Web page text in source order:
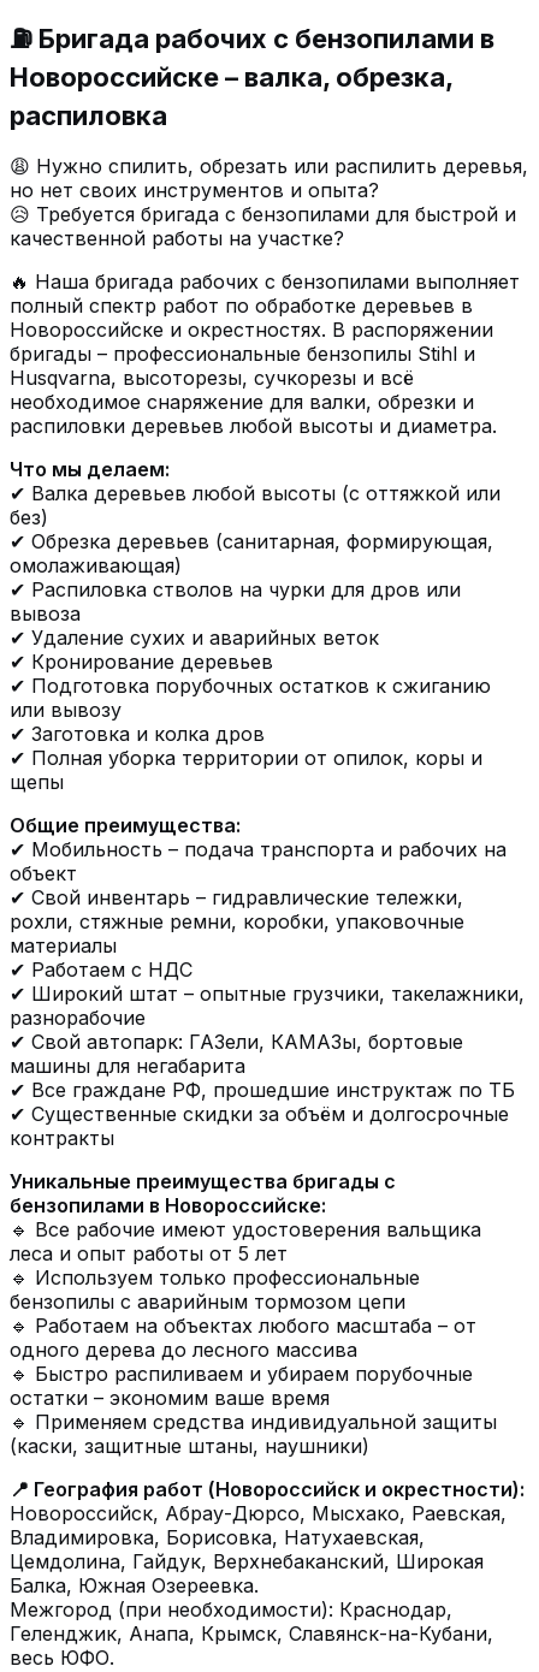
⛽ Бригада рабочих с бензопилами в
Новороссийске – валка, обрезка,
распиловка
😩 Нужно спилить, обрезать или распилить деревья,
но нет своих инструментов и опыта?
😥 Требуется бригада с бензопилами для быстрой и
качественной работы на участке?
🔥 Наша бригада рабочих с бензопилами выполняет
полный спектр работ по обработке деревьев в
Новороссийске и окрестностях. В распоряжении
бригады – профессиональные бензопилы Stihl и
Husqvarna, высоторезы, сучкорезы и всё
необходимое снаряжение для валки, обрезки и
распиловки деревьев любой высоты и диаметра.
Что мы делаем:
✔ Валка деревьев любой высоты (с оттяжкой или
без)
✔ Обрезка деревьев (санитарная, формирующая,
омолаживающая)
✔ Распиловка стволов на чурки для дров или
вывоза
✔ Удаление сухих и аварийных веток
✔ Кронирование деревьев
✔ Подготовка порубочных остатков к сжиганию
или вывозу
✔ Заготовка и колка дров
✔ Полная уборка территории от опилок, коры и
щепы
Общие преимущества:
✔ Мобильность – подача транспорта и рабочих на
объект
✔ Свой инвентарь – гидравлические тележки,
рохли, стяжные ремни, коробки, упаковочные
материалы
✔ Работаем с НДС
✔ Широкий штат – опытные грузчики, такелажники,
разнорабочие
✔ Свой автопарк: ГАЗели, КАМАЗы, бортовые
машины для негабарита
✔ Все граждане РФ, прошедшие инструктаж по ТБ
✔ Существенные скидки за объём и долгосрочные
контракты
Уникальные преимущества бригады с
бензопилами в Новороссийске:
🔹 Все рабочие имеют удостоверения вальщика
леса и опыт работы от 5 лет
🔹 Используем только профессиональные
бензопилы с аварийным тормозом цепи
🔹 Работаем на объектах любого масштаба – от
одного дерева до лесного массива
🔹 Быстро распиливаем и убираем порубочные
остатки – экономим ваше время
🔹 Применяем средства индивидуальной защиты
(каски, защитные штаны, наушники)
📍 География работ (Новороссийск и окрестности):
Новороссийск, Абрау-Дюрсо, Мысхако, Раевская,
Владимировка, Борисовка, Натухаевская,
Цемдолина, Гайдук, Верхнебаканский, Широкая
Балка, Южная Озереевка.
Межгород (при необходимости): Краснодар,
Геленджик, Анапа, Крымск, Славянск-на-Кубани,
весь ЮФО.